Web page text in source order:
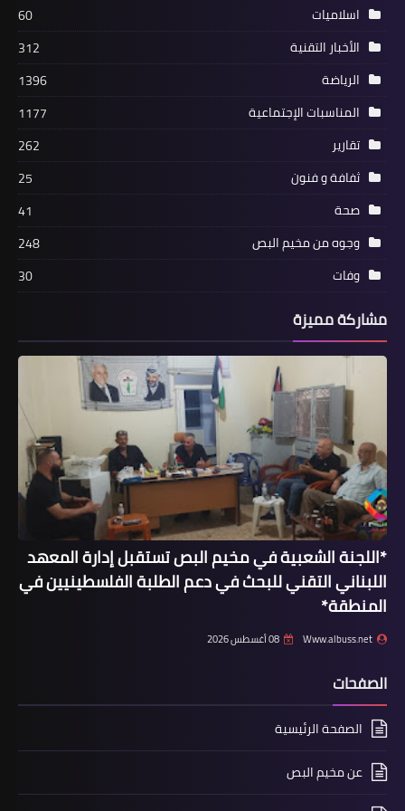
" آمنون" تبدأ حملة التعقيم في
"الرشيدية"
مقالات
بقلم الحاج رفعت شناعة (معركة الكرامة
أعادت الكرامة للأمة العربية، وعززت
مكانة الثورة الفلسطينية).
"آمنون" تقوم بحملة تعقيم في "البص"
اسلاميات
60
الأخبار التقنية
312
الرياضة
1396
المناسبات الإجتماعية
1177
تقارير
262
ثفافة و فنون
25
صحة
41
وجوه من مخيم البص
248
وفات
30
مشاركة مميزة
*اللجنة الشعبية في مخيم البص تستقبل إدارة المعهد
اللبناني التقني للبحث في دعم الطلبة الفلسطينيين في
المنطقة*
Www.albuss.net 08 أغسطس 2026
الصفحات
الصفحة الرئيسية
عن مخيم البص